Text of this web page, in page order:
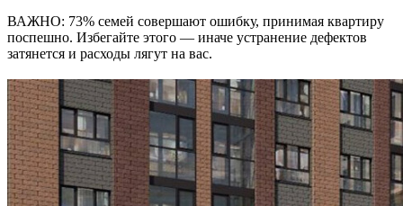
ВАЖНО: 73% семей совершают ошибку, принимая квартиру
поспешно. Избегайте этого — иначе устранение дефектов
затянется и расходы лягут на вас.